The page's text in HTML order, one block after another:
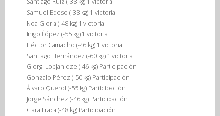
Santiago Ruiz (-38 kg) 1 victoria
Samuel Edeso (-38 kg) 1 victoria
Noa Gloria (-48 kg) 1 victoria
Iñigo Ĺópez (-55 kg) 1 victoria
Héctor Camacho (-46 kg) 1 victoria
Santiago Hernández (-60 kg) 1 victoria
Giorgi Lobjanidze (-46 kg) Participación
Gonzalo Pérez (-50 kg) Participación
Álvaro Querol (-55 kg) Participación
Jorge Sánchez (-46 kg) Participación
Clara Fraca (-48 kg) Participación